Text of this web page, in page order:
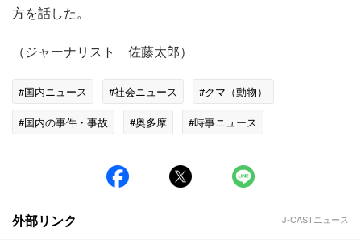
方を話した。
（ジャーナリスト 佐藤太郎）
#国内ニュース #社会ニュース
#クマ（動物）
#国内の事件・事故
#奥多摩 #時事ニュース
外部リンク J-CASTニュース